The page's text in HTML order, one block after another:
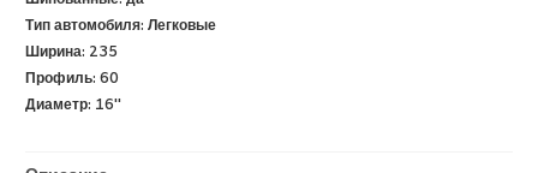
Тип автомобиля:Легковые
Ширина: 235
Профиль:60
Диаметр: 16''